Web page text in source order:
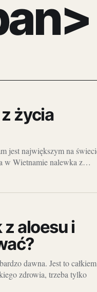
życia
jest największym na
w Wietnamie nalewka z…
aloesu i
dawna. Jest to całkiem
zdrowia, trzeba tylko